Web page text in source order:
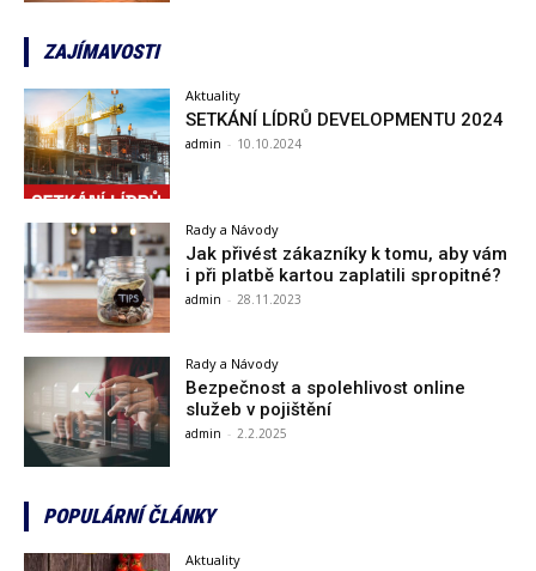
ZAJÍMAVOSTI
Aktuality
SETKÁNÍ LÍDRŮ DEVELOPMENTU 2024
admin - 10.10.2024
Rady a Návody
Jak přivést zákazníky k tomu, aby vám
i při platbě kartou zaplatili spropitné?
admin - 28.11.2023
Rady a Návody
Bezpečnost a spolehlivost online
služeb v pojištění
admin - 2.2.2025
POPULÁRNÍ ČLÁNKY
Aktuality